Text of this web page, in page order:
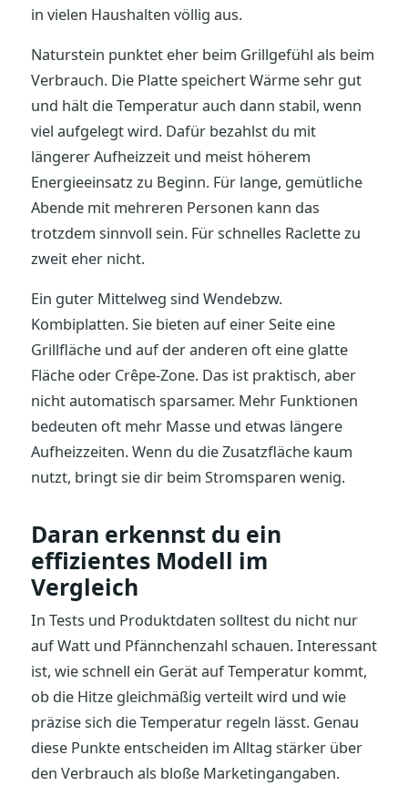
in vielen Haushalten völlig aus.
Naturstein punktet eher beim Grillgefühl als beim
Verbrauch. Die Platte speichert Wärme sehr gut
und hält die Temperatur auch dann stabil, wenn
viel aufgelegt wird. Dafür bezahlst du mit
längerer Aufheizzeit und meist höherem
Energieeinsatz zu Beginn. Für lange, gemütliche
Abende mit mehreren Personen kann das
trotzdem sinnvoll sein. Für schnelles Raclette zu
zweit eher nicht.
Ein guter Mittelweg sind Wendebzw.
Kombiplatten. Sie bieten auf einer Seite eine
Grillfläche und auf der anderen oft eine glatte
Fläche oder Crêpe-Zone. Das ist praktisch, aber
nicht automatisch sparsamer. Mehr Funktionen
bedeuten oft mehr Masse und etwas längere
Aufheizzeiten. Wenn du die Zusatzfläche kaum
nutzt, bringt sie dir beim Stromsparen wenig.
Daran erkennst du ein
effizientes Modell im
Vergleich
In Tests und Produktdaten solltest du nicht nur
auf Watt und Pfännchenzahl schauen. Interessant
ist, wie schnell ein Gerät auf Temperatur kommt,
ob die Hitze gleichmäßig verteilt wird und wie
präzise sich die Temperatur regeln lässt. Genau
diese Punkte entscheiden im Alltag stärker über
den Verbrauch als bloße Marketingangaben.